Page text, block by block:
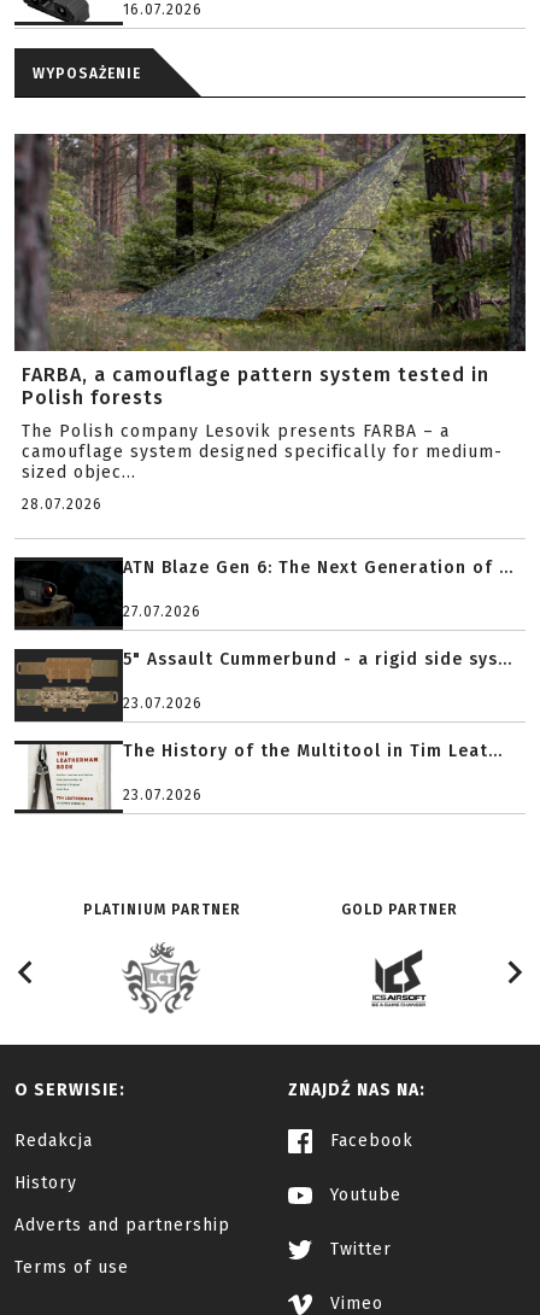
16.07.2026
WYPOSAŻENIE
FARBA, a camouflage pattern system tested in
Polish forests
The Polish company Lesovik presents FARBA – a
camouflage system designed specifically for medium-
sized objec...
28.07.2026
ATN Blaze Gen 6: The Next Generation of ...
27.07.2026
5" Assault Cummerbund - a rigid side sys...
23.07.2026
The History of the Multitool in Tim Leat...
23.07.2026
PLATINIUM PARTNER GOLD PARTNER
O SERWISIE:
Redakcja
History
Adverts and partnership
Terms of use
ZNAJDŹ NAS NA:
Facebook
Youtube
Twitter
Vimeo